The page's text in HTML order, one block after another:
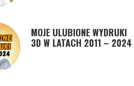
MOJE ULUBIONE WYDRUKI
3D W LATACH 2011 – 2024